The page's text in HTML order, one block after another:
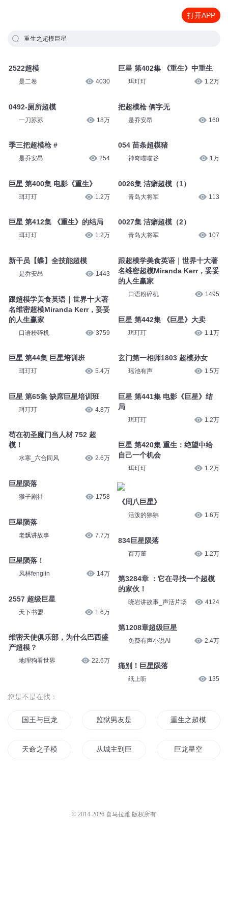
打开APP
重生之超模巨星
2522超模
是二卷 4030
0492-厕所超模
一刀苏苏 18万
季三把超模枪 #
是乔安昂 254
巨星 第400集 电影《重生》
珥玎玎 1.2万
巨星 第412集 《重生》的结局
珥玎玎 1.2万
新干员【蝶】全技能超模
是乔安昂 1443
跟超模学美食英语｜世界十大著
名维密超模Miranda Kerr，妥妥
的人生赢家
口语粉碎机 3759
巨星 第44集 巨星培训班
珥玎玎 5.4万
巨星 第65集 缺席巨星培训班
珥玎玎 4.8万
苟在初圣魔门当人材 752 超
模！
水寒_六合同风 2.6万
巨星陨落
猴子剧社 1758
巨星陨落
老飘讲故事 7.7万
巨星陨落！
风林fenglin 14万
2557 超级巨星
天下书盟 1.6万
维密天使俱乐部，为什么巴西盛
产超模？
地理狗看世界 22.6万
巨星 第402集 《重生》中重生
珥玎玎 1.2万
把超模枪 俩字无
是乔安昂 160
054 苗条超模猪
神奇喵喵谷 1万
0026集 洁癖超模（1）
青岛大将军 113
0027集 洁癖超模（2）
青岛大将军 107
跟超模学美食英语｜世界十大著
名维密超模Miranda Kerr，妥妥
的人生赢家
口语粉碎机 1495
巨星 第442集 《巨星》大卖
珥玎玎 1.1万
玄门第一相师1803 超模孙女
瑶池有声 1.5万
巨星 第441集 电影《巨星》结
局
珥玎玎 1.2万
巨星 第420集 重生：绝望中给
自己一个机会
珥玎玎 1.2万
《周八巨星》
活泼的狒狒 1.6万
834巨星陨落
百万董 1.2万
第3284章 ：它在寻找一个超模
的家伙！
晓岩讲故事_声活片场 4124
第1208章超级巨星
免费有声小说AI 2.4万
痛别！巨星陨落
纸上听 135
您是不是在找：
国王与巨龙 监狱男友是超模巨星 重生之超模影后
天命之子模板 从城主到巨星 巨龙星空
© 2014-2026 喜马拉雅 版权所有